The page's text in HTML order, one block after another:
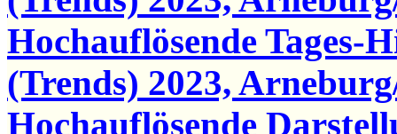
Hochauflösende Tages-
(Trends) 2023,
Hochauflösende